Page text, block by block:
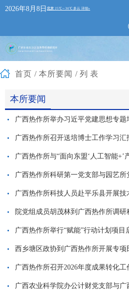
2026年8月8日
首页 / 本所要闻 /列表
本所要闻
广西热作所举办习近平党建思想专
全专题教育会
广西热作所召开送培博士工作学习汇
广西热作所与“面向东盟‘人工智能+’
班”开展专题交流
广西热作所科研第一党支部与园艺所
学共进强党建 联创赋能兴农科”主题
广西热作所科技人员赴平乐县开展技
院党组成员胡茂林到广西热作所调
广西热作所举行“赋能”行动计划项目
挝木薯联合研究中心揭牌仪式
西乡塘区政协到广西热作所开展专项
品精深加工发展路径
广西热作所召开2026年度成果转化工
广西农业科学院办公计财党支部与广